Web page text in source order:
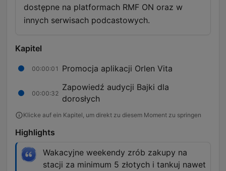
dostępne na platformach RMF ON oraz w
innych serwisach podcastowych.
Kapitel
00:00:01 Promocja aplikacji Orlen Vita
00:00:32
Zapowiedź audycji Bajki dla
dorosłych
Klicke auf ein Kapitel, um direkt zu diesem Moment zu springen
Highlights
Wakacyjne weekendy zrób zakupy na
stacji za minimum 5 złotych i tankuj nawet